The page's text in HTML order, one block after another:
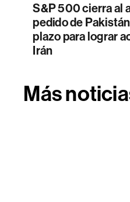
S&P 500 cierra al
pedido de
plazo para lograr
Irán
Más